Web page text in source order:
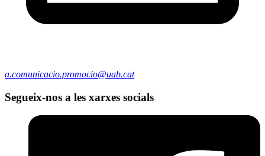
a.comunicacio.promocio@uab.cat
Segueix-nos a les xarxes socials